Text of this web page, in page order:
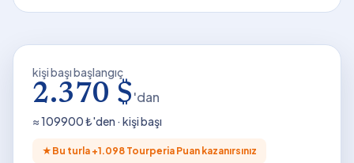
kişi başı başlangıç
2.370 $'dan
≈109900₺'den · kişi başı
★ Bu turla +1.098 Tourperia Puan kazanırsınız